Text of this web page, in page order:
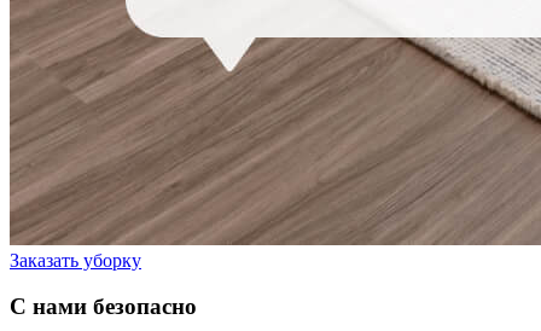
Заказать уборку
С нами безопасно